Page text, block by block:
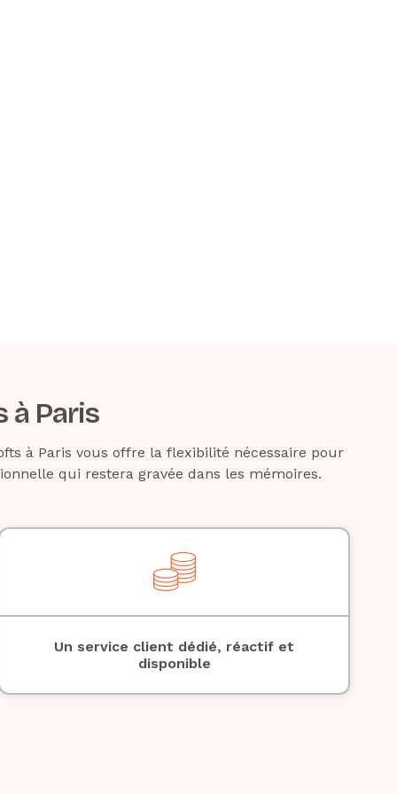
à Paris
à Paris vous offre la flexibilité nécessaire pour
qui restera gravée dans les mémoires.
Un service client dédié, réactif et
disponible